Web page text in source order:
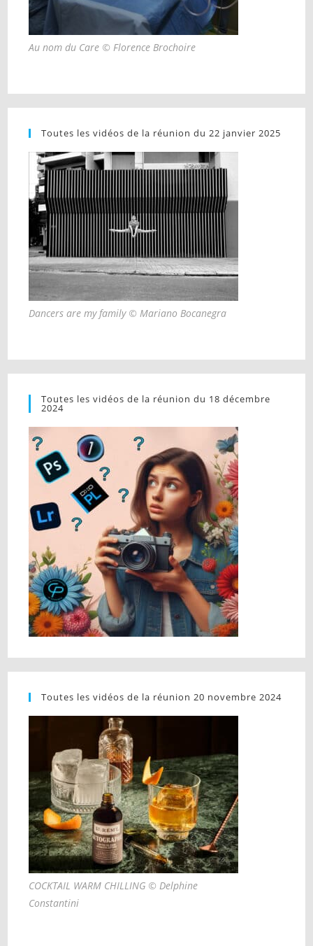
Au nom du Care © Florence Brochoire
Toutes les vidéos de la réunion du 22 janvier 2025
Dancers are my family © Mariano Bocanegra
Toutes les vidéos de la réunion du 18 décembre
2024
Toutes les vidéos de la réunion 20 novembre 2024
COCKTAIL WARM CHILLING © Delphine
Constantini